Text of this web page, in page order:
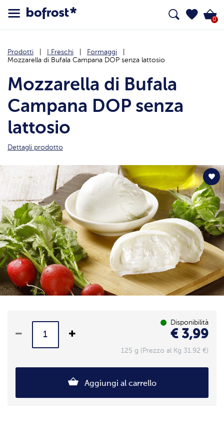
0
Prodotti I Freschi
Formaggi
Mozzarella di Bufala Campana DOP senza lattosio
Mozzarella di Bufala
Campana DOP senza
lattosio
Dettagli prodotto
Disponibilità
€ 3,99
125 g (Prezzo al Kg 31.92 €)
Aggiungi al carrello